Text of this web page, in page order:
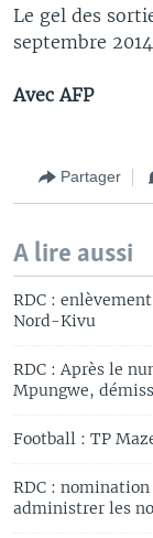
Le gel des
septembre
Avec AFP
Partager
A lire aussi
RDC :
Nord-Kivu
RDC : Après le
Mpungwe,
Football : TP
RDC :
administrer les